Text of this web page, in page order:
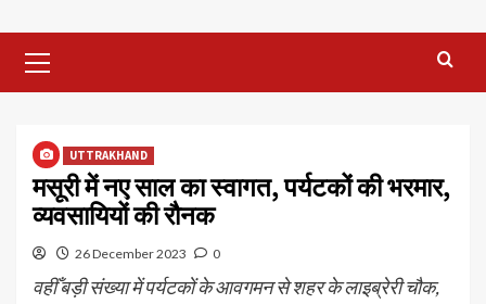
Menu
UTTRAKHAND
मसूरी में नए साल का स्वागत, पर्यटकों की भरमार,
व्यवसायियों की रौनक
26 December 2023 0
वहीँ बड़ी संख्या में पर्यटकों के आवगमन से शहर के लाइब्रेरी चौक,